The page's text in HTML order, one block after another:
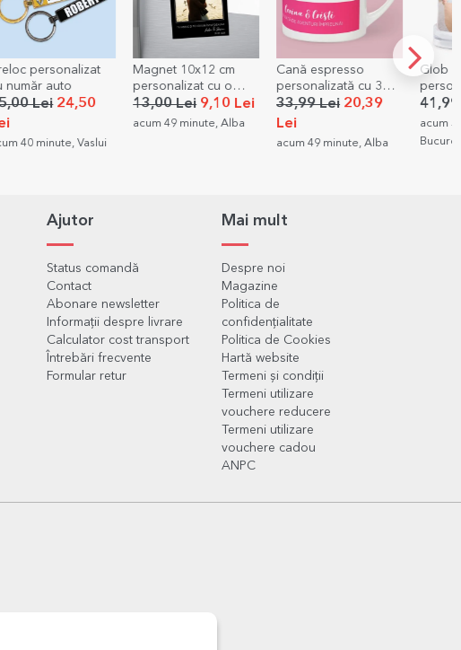
10x12 cm
cu o
și text -
Lei9,10 Lei
49 minute, Alba
Cană espresso
personalizată cu 3
poze și text
33,99 Lei20,39
Lei
Glob de birou
personalizat cu 2
poze
41,99 Lei
acum 51 minute,
Bucuresti
Pungă
4,99
acum 1
Ajutor
Status comandă
Contact
Abonare newsletter
Informații despre livrare
Calculator cost transport
Întrebări frecvente
Formular retur
Mai mult
Despre noi
Magazine
Politica de
confidențialitate
Politica de Cookies
Hartă website
Termeni și condiții
Termeni utilizare
vouchere reducere
Termeni utilizare
vouchere cadou
ANPC